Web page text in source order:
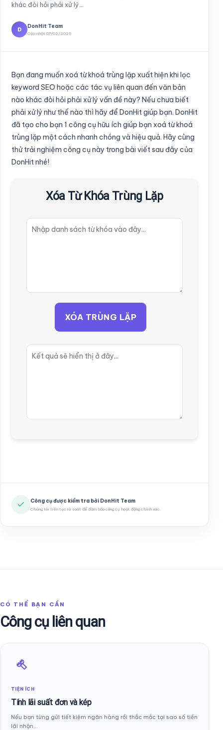
khác đòi hỏi phải xử lý…
D DonHit Team
Cập nhật 07/02/2025
Bạn đang muốn xoá từ khoá trùng lặp xuất hiện khi lọc
keyword SEO hoặc các tác vụ liên quan đến văn bản
nào khác đòi hỏi phải xử lý vấn đề này? Nếu chưa biết
phải xử lý như thế nào thì hãy để DonHit giúp bạn. DonHit
đã tạo cho bạn 1 công cụ hữu ích giúp bạn xoá từ khoá
trùng lặp một cách nhanh chóng và hiệu quả. Hãy cùng
thử trải nghiệm công cụ này trong bài viết sau đây của
DonHit nhé!
Xóa Từ Khóa Trùng Lặp
XÓA TRÙNG LẶP
Công cụ được kiểm tra bởi DonHit Team
Chúng tôi liên tục rà soát để đảm bảo công cụ hoạt động chính xác.
CÓ THỂ BẠN CẦN
Công cụ liên quan
TIỆN ÍCH
Tính lãi suất đơn và kép
Nếu bạn từng gửi tiết kiệm ngân hàng rồi thắc mắc tại sao số tiền
lãi nhận…